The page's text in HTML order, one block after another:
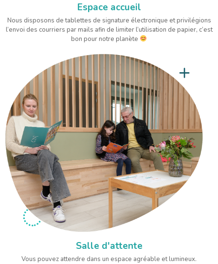
Espace accueil
Nous disposons de tablettes de signature électronique et privilégions
l’envoi des courriers par mails afin de limiter l’utilisation de papier, c’est
bon pour notre planète
Salle d'attente
Vous pouvez attendre dans un espace agréable et lumineux.